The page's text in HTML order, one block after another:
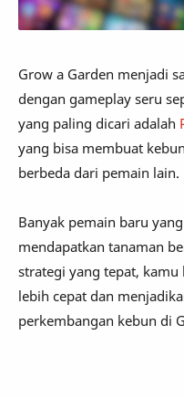
Grow a Garden menjadi
dengan gameplay seru
yang paling dicari adalah
yang bisa membuat
berbeda dari pemain lain.
Banyak pemain baru
mendapatkan tanaman
strategi yang tepat, kamu
lebih cepat dan
perkembangan kebun di